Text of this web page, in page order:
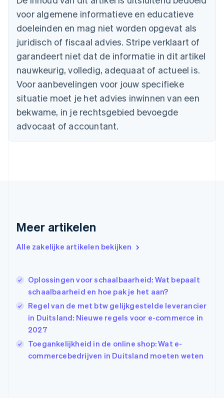
voor algemene informatieve en educatieve
doeleinden en mag niet worden opgevat als
juridisch of fiscaal advies. Stripe verklaart of
garandeert niet dat de informatie in dit artikel
nauwkeurig, volledig, adequaat of actueel is.
Voor aanbevelingen voor jouw specifieke
situatie moet je het advies inwinnen van een
bekwame, in je rechtsgebied bevoegde
advocaat of accountant.
Meer artikelen
Alle zakelijke artikelen bekijken
Oplossingen voor schaalbaarheid: Wat bepaalt
schaalbaarheid en hoe pak je het aan?
Regel van de met btw gelijkgestelde leverancier
in Duitsland: Nieuwe regels voor e-commerce in
2027
Toegankelijkheid in de online shop: Wat e-
commercebedrijven in Duitsland moeten weten
België
Nederlands FrançaisDeutschEnglish
Brazilië
Português English
Bulgarije
English
English Français
Cyprus
Denemarken
English
English
Griekenland
English
Hongkong SAR, China
English 简体中文
Ierland
English
India
English
Italië
English